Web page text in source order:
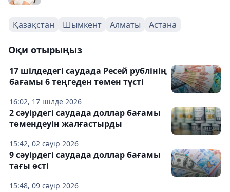
Қазақстан Шымкент Алматы Астана
Оқи отырыңыз
16:02, 17 шілде 2026
17 шілдедегі саудада Ресей рублінің
бағамы 6 теңгеден төмен түсті
15:42, 02 сәуір 2026
2 сәуірдегі саудада доллар бағамы
төмендеуін жалғастырды
15:48, 09 сәуір 2026
9 сәуірдегі саудада доллар бағамы
тағы өсті